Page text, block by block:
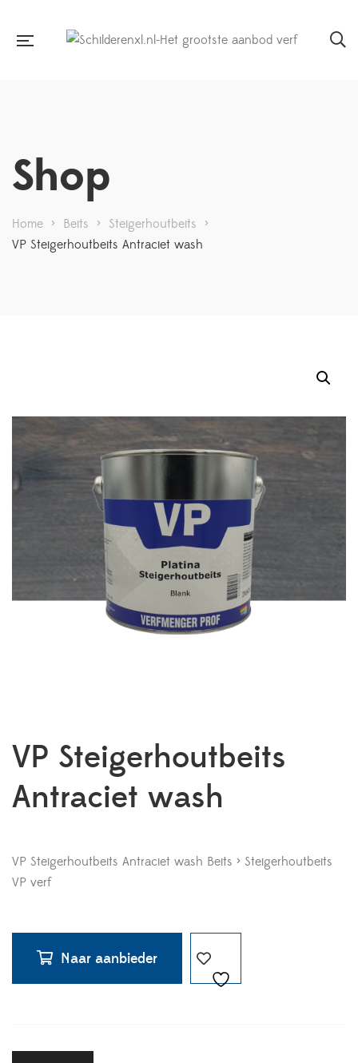
Shop
Home > Beits > Steigerhoutbeits >
VP Steigerhoutbeits Antraciet wash
VP Steigerhoutbeits
Antraciet wash
VP Steigerhoutbeits Antraciet wash Beits > Steigerhoutbeits
VP verf
Naar aanbieder